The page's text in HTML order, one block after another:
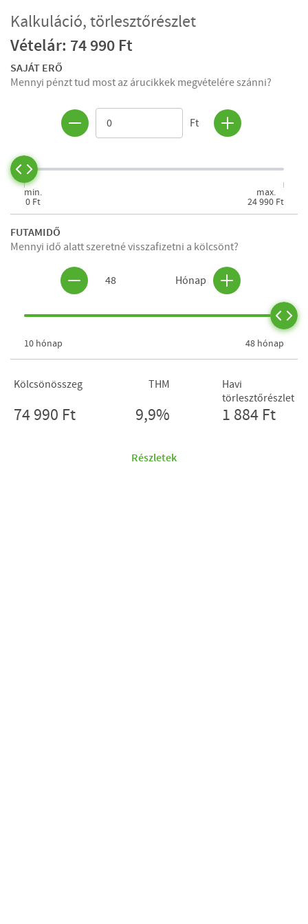
Kalkuláció, törlesztőrészlet
Vételár: 74 990 Ft
SAJÁT ERŐ
Mennyi pénzt tud most az árucikkek megvételére szánni?
Ft
min.
0 Ft
max.
24 990 Ft
FUTAMIDŐ
Mennyi idő alatt szeretné visszafizetni a kölcsönt?
48 Hónap
10 hónap 48 hónap
Kölcsönösszeg
74 990 Ft
THM
9,9%
Havi
törlesztőrészlet
1 884 Ft
Részletek